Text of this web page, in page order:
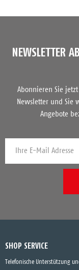
NEWSLETTER
Abonnieren Sie
Newsletter und Sie
Angebote
SHOP SERVICE
Telefonische Unterstützung